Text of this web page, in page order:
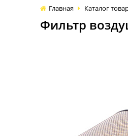
Главная Каталог
Фильтр